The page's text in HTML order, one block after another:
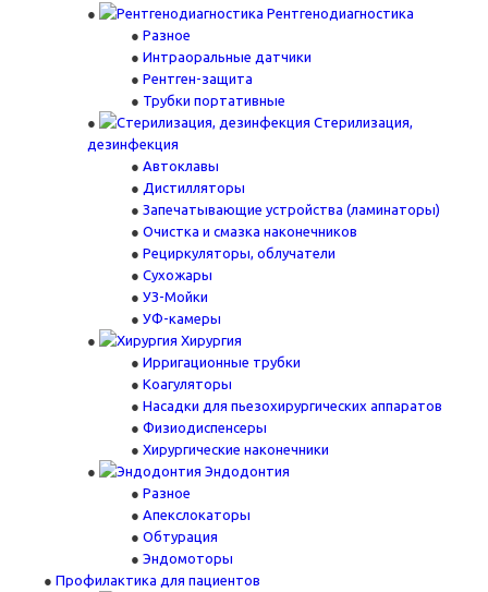
Рентгенодиагностика
Разное
Интраоральные датчики
Рентген-защита
Трубки портативные
Стерилизация,
дезинфекция
Автоклавы
Дистилляторы
Запечатывающие устройства (ламинаторы)
Очистка и смазка наконечников
Рециркуляторы, облучатели
Сухожары
УЗ-Мойки
УФ-камеры
Хирургия
Ирригационные трубки
Коагуляторы
Насадки для пьезохирургических аппаратов
Физиодиспенсеры
Хирургические наконечники
Эндодонтия
Разное
Апекслокаторы
Обтурация
Эндомоторы
Профилактика для пациентов